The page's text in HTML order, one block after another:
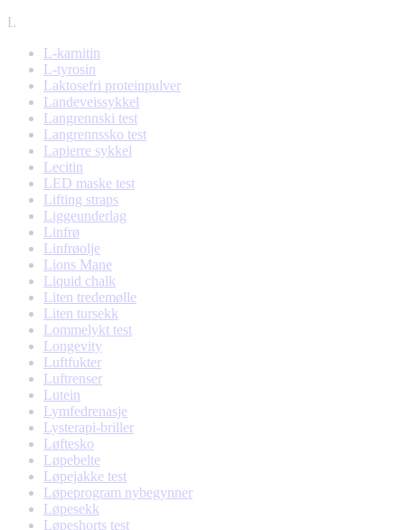
L
L-karnitin
L-tyrosin
Laktosefri proteinpulver
Landeveissykkel
Langrennski test
Langrennssko test
Lapierre sykkel
Lecitin
LED maske test
Lifting straps
Liggeunderlag
Linfrø
Linfrøolje
Lions Mane
Liquid chalk
Liten tredemølle
Liten tursekk
Lommelykt test
Longevity
Luftfukter
Luftrenser
Lutein
Lymfedrenasje
Lysterapi-briller
Løftesko
Løpebelte
Løpejakke test
Løpeprogram nybegynner
Løpesekk
Løpeshorts test